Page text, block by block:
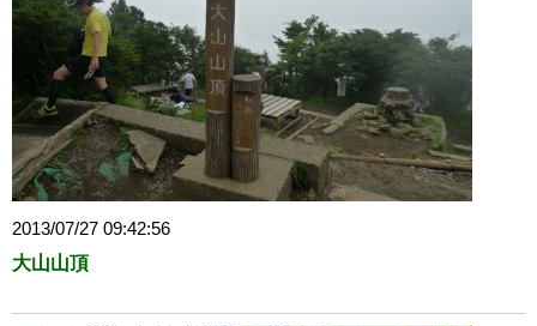
2013/07/27 09:42:56
大山山頂